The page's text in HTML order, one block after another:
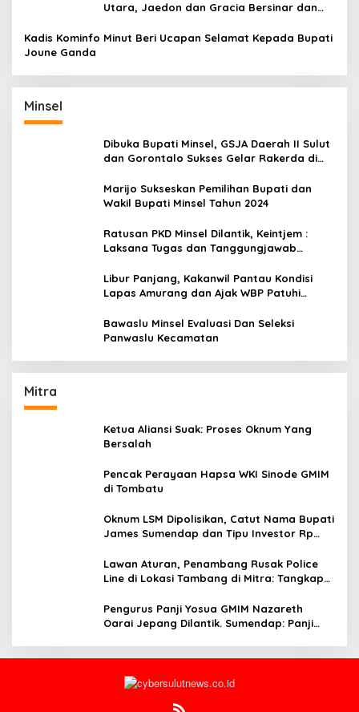
Utara, Jaedon dan Gracia Bersinar dan
Kadis Kominfo Minut Beri Ucapan Selamat Kepada Bupati
Joune Ganda
Minsel
Dibuka Bupati Minsel, GSJA Daerah II Sulut
dan Gorontalo Sukses Gelar Rakerda di
Marijo Sukseskan Pemilihan Bupati dan
Wakil Bupati Minsel Tahun 2024
Ratusan PKD Minsel Dilantik, Keintjem :
Laksana Tugas dan Tanggungjawab
Libur Panjang, Kakanwil Pantau Kondisi
Lapas Amurang dan Ajak WBP Patuhi
Bawaslu Minsel Evaluasi Dan Seleksi
Panwaslu Kecamatan
Mitra
Ketua Aliansi Suak: Proses Oknum Yang
Bersalah
Pencak Perayaan Hapsa WKI Sinode GMIM
di Tombatu
Oknum LSM Dipolisikan, Catut Nama Bupati
James Sumendap dan Tipu Investor Rp
Lawan Aturan, Penambang Rusak Police
Line di Lokasi Tambang di Mitra: Tangkap
Pengurus Panji Yosua GMIM Nazareth
Oarai Jepang Dilantik. Sumendap: Panji